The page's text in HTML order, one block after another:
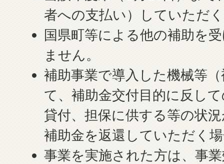
者への支払い）していただ
国県町等による他の補助を
ません。
補助事業で導入した機械等
て、補助金交付目的に反し
貸付、担保に供する等の状
補助金を返還していただく
事業を実施された方は、事